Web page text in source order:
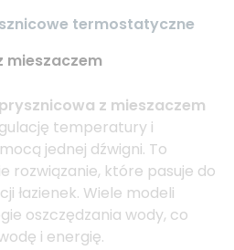
termostatyczne
mieszaczem
z mieszaczem
temperatury i
jednej dźwigni. To
rozwiązanie, które pasuje do
łazienek. Wiele modeli
oszczędzania wody, co
i energię.